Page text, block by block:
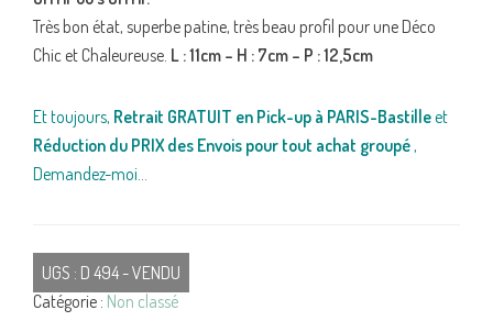
Très bon état, superbe patine, très beau profil pour une Déco
Chic et Chaleureuse. L : 11cm – H : 7cm – P : 12,5cm
Et toujours, Retrait GRATUIT en Pick-up à PARIS-Bastilleet
Réduction du PRIX des Envois pour tout achat groupé,
Demandez-moi…
UGS : D 494 - VENDU
Catégorie : Non classé